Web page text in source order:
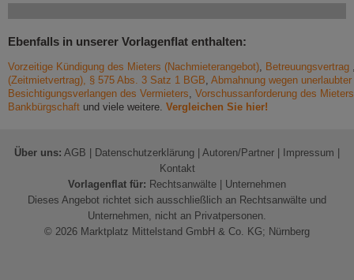
Ebenfalls in unserer Vorlagenflat enthalten:
Vorzeitige Kündigung des Mieters (Nachmieterangebot), Betreuungsvertrag
(Zeitmietvertrag), § 575 Abs. 3 Satz 1 BGB, Abmahnung wegen
Besichtigungsverlangen des Vermieters, Vorschussanforderung des
Bankbürgschaft und viele weitere. Vergleichen Sie hier!
Über uns: AGB Datenschutzerklärung Autoren/Partner Impressum
Kontakt
Vorlagenflat für: Rechtsanwälte
Unternehmen
Dieses Angebot richtet sich ausschließlich an Rechtsanwälte und
Unternehmen, nicht an Privatpersonen.
© 2026 Marktplatz Mittelstand GmbH & Co. KG; Nürnberg